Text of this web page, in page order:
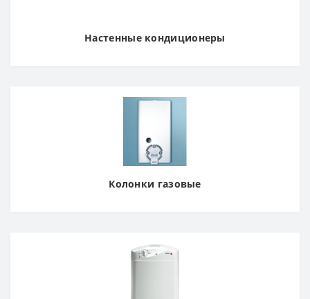
Настенные кондиционеры
Колонки газовые